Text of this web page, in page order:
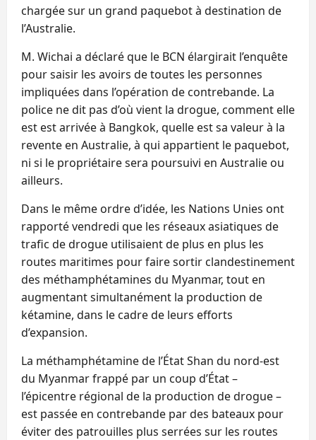
chargée sur un grand paquebot à destination de
l’Australie.
M. Wichai a déclaré que le BCN élargirait l’enquête
pour saisir les avoirs de toutes les personnes
impliquées dans l’opération de contrebande. La
police ne dit pas d’où vient la drogue, comment elle
est est arrivée à Bangkok, quelle est sa valeur à la
revente en Australie, à qui appartient le paquebot,
ni si le propriétaire sera poursuivi en Australie ou
ailleurs.
Dans le même ordre d’idée, les Nations Unies ont
rapporté vendredi que les réseaux asiatiques de
trafic de drogue utilisaient de plus en plus les
routes maritimes pour faire sortir clandestinement
des méthamphétamines du Myanmar, tout en
augmentant simultanément la production de
kétamine, dans le cadre de leurs efforts
d’expansion.
La méthamphétamine de l’État Shan du nord-est
du Myanmar frappé par un coup d’État –
l’épicentre régional de la production de drogue –
est passée en contrebande par des bateaux pour
éviter des patrouilles plus serrées sur les routes